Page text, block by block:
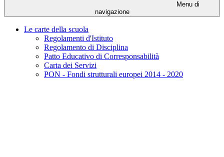
Menu di
navigazione
Le carte della scuola
Regolamenti d'Istituto
Regolamento di Disciplina
Patto Educativo di Corresponsabilità
Carta dei Servizi
PON - Fondi strutturali europei 2014 - 2020